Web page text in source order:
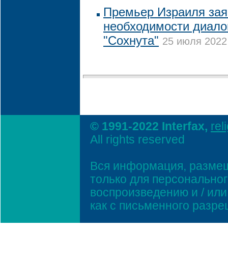
Премьер Израиля
необходимости
"Сохнута" 25 июля
© 1991-2022 Interfax,
All rights reserved
Вся информация,
только для
воспроизведению и /
как с письменного